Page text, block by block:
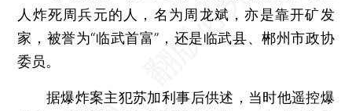
人炸死周兵元的人，名为周龙斌，亦是靠开矿发
家，被誉为“临武首富”，还是临武县、郴州市政协
委员。
据爆炸案主犯苏加利事后供述，当时他遥控爆